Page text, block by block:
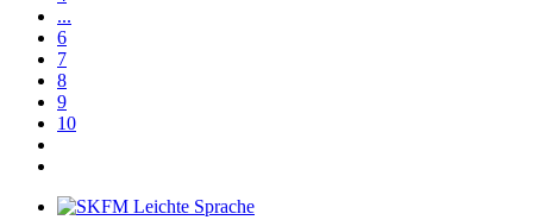
...
6
7
8
9
10